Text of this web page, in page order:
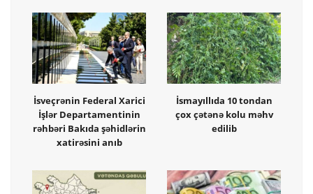
İsveçrənin Federal Xarici
İşlər Departamentinin
rəhbəri Bakıda şəhidlərin
xatirəsini anıb
İsmayıllıda 10 tondan
çox çətənə kolu məhv
edilib